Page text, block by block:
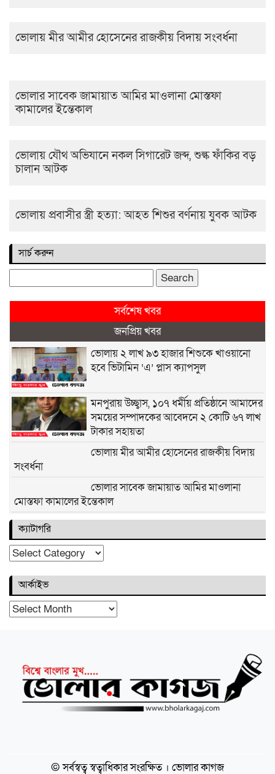
ভোলায় মীর আমীর হোসেনের রাজকীয় বিদায় সংবর্ধনা
ভোলার সাবেক জামায়াত আমির মাওলানা মোস্তফা
কামালের ইন্তেকাল
ভোলায় যৌথ অভিযানে নকল সিগারেট জব্দ, শুল্ক ফাঁকির বড়
চালান আটক
ভোলায় প্রবাসীর স্ত্রী হত্যা: আহত শিশুর বর্ণনায় যুবক আটক
সার্চ করুন
for:
সর্বশেষ খবর
জনপ্রিয় খবর
ভোলায় ২ লাখ ৯৩ হাজার শিশুকে খাওয়ানো
হবে ভিটামিন ‘এ’ প্লাস ক্যাপসুল
মনপুরায় উচ্ছ্বাস, ১০৭ ধর্মীয় প্রতিষ্ঠানে আমাদের
সময়ের সম্পাদকের আবেদনে ২ কোটি ৬৭ লাখ
টাকার সহায়তা
ভোলায় মীর আমীর হোসেনের রাজকীয় বিদায়
সংবর্ধনা
ভোলার সাবেক জামায়াত আমির মাওলানা
মোস্তফা কামালের ইন্তেকাল
ভোলায় যৌথ অভিযানে নকল সিগারেট জব্দ, শুল্ক
ফাঁকির বড় চালান আটক
ভোলায় প্রবাসীর স্ত্রী হত্যা: আহত শিশুর বর্ণনায়
ভোলায় নদীর তীব্র ভাঙ্গনে ভিটেমাটি হারানোর
হাহাকারে হারিয়ে গেছে ঈদের আনন্দ, ব্লকের
দাবিতে মানববন্ধন
ভোলার রাস্তায় অস্বাস্থ্যকর পরিবেশে ধুলাবালির
মধ্যে বিক্রি হচ্ছে ইফতার সামগ্রী, স্বাস্থ্যের ঝুঁকি
ক্যাটাগরি
ক্যাটাগরি
আর্কাইভ
আর্কাইভ
© সর্বস্বত্ব স্বত্বাধিকার সংরক্ষিত । ভোলার কাগজ